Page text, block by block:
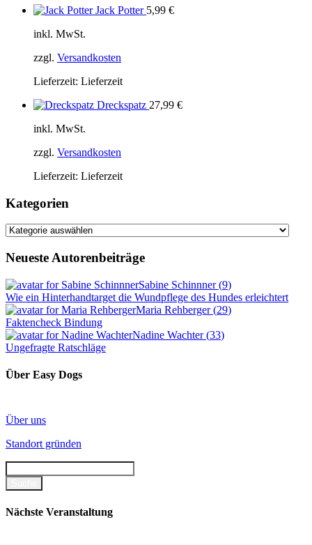
Jack Potter 5,99 €
inkl. MwSt.
zzgl. Versandkosten
Lieferzeit: Lieferzeit
Dreckspatz 27,99 €
inkl. MwSt.
zzgl. Versandkosten
Lieferzeit: Lieferzeit
Kategorien
Kategorien
Neueste Autorenbeiträge
Sabine Schinnner(9)
Wie ein Hinterhandtarget die Wundpflege des Hundes erleichtert
Maria Rehberger(29)
Faktencheck Bindung
Nadine Wachter(33)
Ungefragte Ratschläge
Über Easy Dogs
Über uns
Standort gründen
Nächste Veranstaltung